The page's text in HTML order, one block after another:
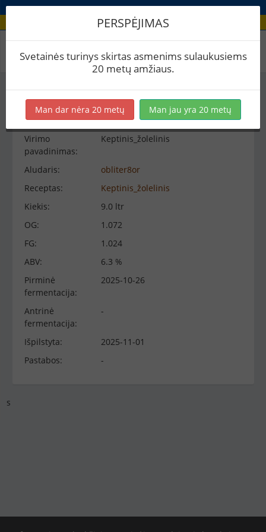
Virimo peržiūra
−
Virimo informacija
Virimo
pavadinimas:
Keptinis_žolelinis
Aludaris:
obliter8or
Receptas:
Keptinis_žolelinis
Kiekis:
9.0 ltr
OG:
1.072
FG:
1.024
ABV:
6.3 %
Pirminė
fermentacija:
2025-10-26
Antrinė
fermentacija:
-
Išpilstyta:
2025-11-01
Pastabos:
-
s
PERSPĖJIMAS
Svetainės turinys skirtas asmenims sulaukusiems
20 metų amžiaus.
Man dar nėra 20 metų Man jau yra 20 metų